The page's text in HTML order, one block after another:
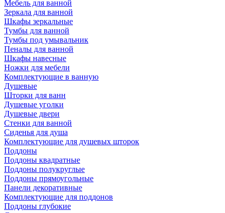
Мебель для ванной
Зеркала для ванной
Шкафы зеркальные
Тумбы для ванной
Тумбы под умывальник
Пеналы для ванной
Шкафы навесные
Ножки для мебели
Комплектующие в ванную
Душевые
Шторки для ванн
Душевые уголки
Душевые двери
Стенки для ванной
Сиденья для душа
Комплектующие для душевых шторок
Поддоны
Поддоны квадратные
Поддоны полукруглые
Поддоны прямоугольные
Панели декоративные
Комплектующие для поддонов
Поддоны глубокие